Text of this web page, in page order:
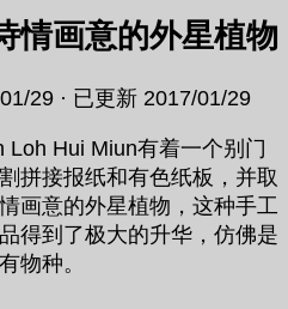
情画意的外星植物
29 · 已更新 2017/01/29
Hui Miun有着一个别门
拼接报纸和有色纸板，并取
画意的外星植物，这种手工
得到了极大的升华，仿佛是
物种。